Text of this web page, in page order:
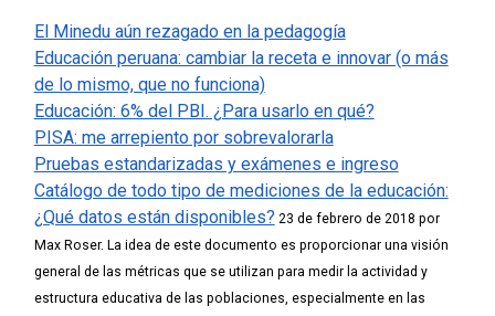
El Minedu aún rezagado en la pedagogía
Educación peruana: cambiar la receta e innovar (o más
de lo mismo, que no funciona)
Educación: 6% del PBI. ¿Para usarlo en qué?
PISA: me arrepiento por sobrevalorarla
Pruebas estandarizadas y exámenes e ingreso
Catálogo de todo tipo de mediciones de la educación:
¿Qué datos están disponibles? 23 de febrero de 2018 por
Max Roser. La idea de este documento es proporcionar una visión
general de las métricas que se utilizan para medir la actividad y
estructura educativa de las poblaciones, especialmente en las